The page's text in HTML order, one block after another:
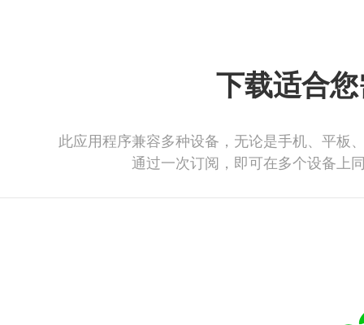
下载适合
此应用程序兼容多种设备，无论是手机、平板
通过一次订阅，即可在多个设备上